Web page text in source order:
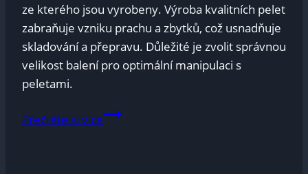
ze kterého jsou vyrobeny. Výroba kvalitních pelet
zabraňuje vzniku prachu a zbytků, což usnadňuje
skladování a přepravu. Důležité je zvolit správnou
velikost balení pro optimální manipulaci s
peletami.
Přečtěte si víceKolik